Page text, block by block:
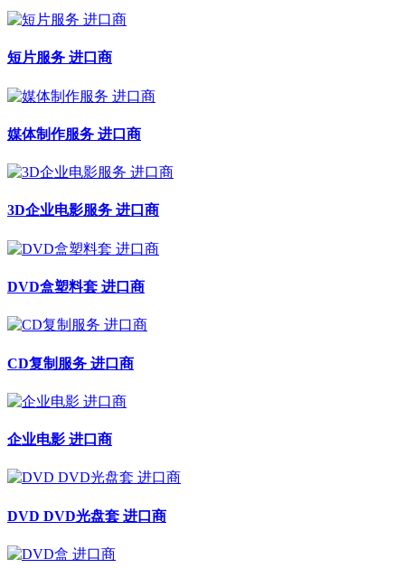
短片服务 进口商
媒体制作服务 进口商
3D企业电影服务 进口商
DVD盒塑料套 进口商
CD复制服务 进口商
企业电影 进口商
DVD DVD光盘套 进口商